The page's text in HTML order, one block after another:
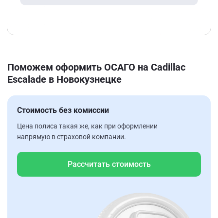
Поможем оформить ОСАГО на Cadillac
Escalade в Новокузнецке
Стоимость без комиссии
Цена полиса такая же, как при оформлении
напрямую в страховой компании.
Рассчитать стоимость